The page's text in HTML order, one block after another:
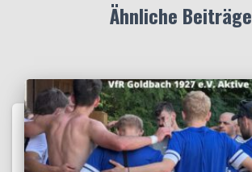
Ähnliche Beiträge